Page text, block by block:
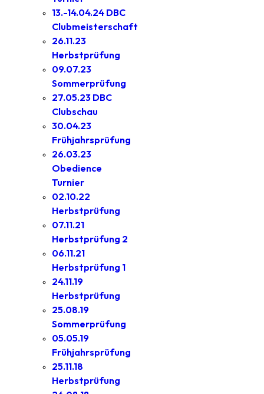
13.-14.04.24 DBC
Clubmeisterschaft
26.11.23
Herbstprüfung
09.07.23
Sommerprüfung
27.05.23 DBC
Clubschau
30.04.23
Frühjahrsprüfung
26.03.23
Obedience
Turnier
02.10.22
Herbstprüfung
07.11.21
Herbstprüfung 2
06.11.21
Herbstprüfung 1
24.11.19
Herbstprüfung
25.08.19
Sommerprüfung
05.05.19
Frühjahrsprüfung
25.11.18
Herbstprüfung